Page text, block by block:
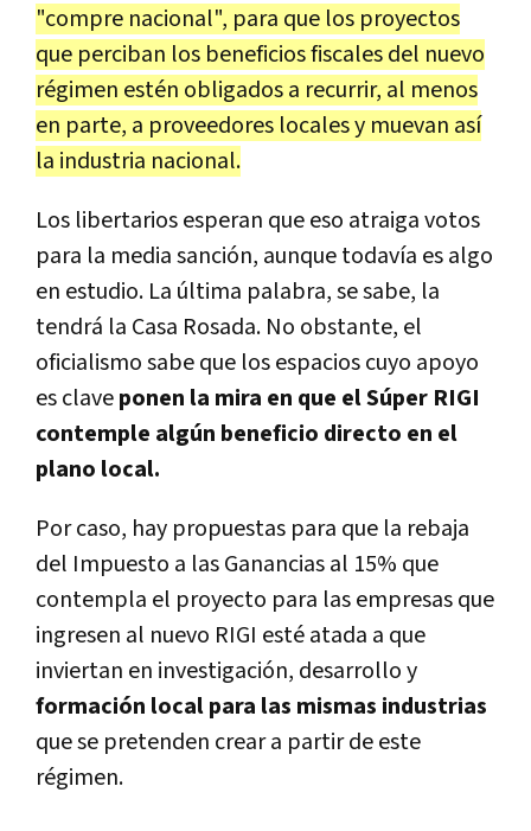
"compre nacional", para que los proyectos
que perciban los beneficios fiscales del nuevo
régimen estén obligados a recurrir, al menos
en parte, a proveedores locales y muevan así
la industria nacional.
Los libertarios esperan que eso atraiga votos
para la media sanción, aunque todavía es algo
en estudio. La última palabra, se sabe, la
tendrá la Casa Rosada. No obstante, el
oficialismo sabe que los espacios cuyo apoyo
es claveponen la mira en que el Súper RIGI
contemple algún beneficio directo en el
plano local.
Por caso, hay propuestas para que la rebaja
del Impuesto a las Ganancias al 15% que
contempla el proyecto para las empresas que
ingresen al nuevo RIGI esté atada a que
inviertan en investigación, desarrollo y
formación local para las mismas industrias
que se pretenden crear a partir de este
régimen.